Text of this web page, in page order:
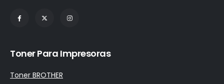
Toner Para Impresoras
Toner BROTHER